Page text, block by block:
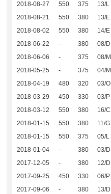
2018-08-27
550 375 13/L
2018-08-21
550 380 13/E
2018-08-02
550 380 14/E
2018-06-22
- 380 08/D
2018-06-06
- 375 08/M
2018-05-25
- 375 04/M
2018-04-19
480 320 03/O
2018-03-29
450 330 03/P
2018-03-12
550 380 16/C
2018-01-15
550 380 11/G
2018-01-15
550 375 05/L
2018-01-04
- 380 03/D
2017-12-05
- 380 12/D
2017-09-25
450 330 06/P
2017-09-06
- 380 13/D